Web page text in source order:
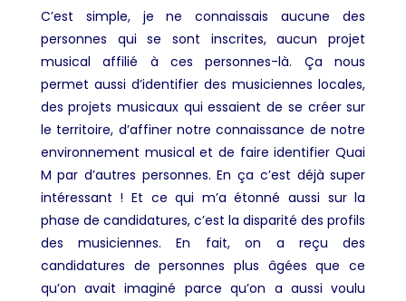
C’est simple, je ne connaissais aucune des
personnes qui se sont inscrites, aucun projet
musical affilié à ces personnes-là. Ça nous
permet aussi d’identifier des musiciennes locales,
des projets musicaux qui essaient de se créer sur
le territoire, d’affiner notre connaissance de notre
environnement musical et de faire identifier Quai
M par d’autres personnes. En ça c’est déjà super
intéressant ! Et ce qui m’a étonné aussi sur la
phase de candidatures, c’est la disparité des profils
des musiciennes. En fait, on a reçu des
candidatures de personnes plus âgées que ce
qu’on avait imaginé parce qu’on a aussi voulu